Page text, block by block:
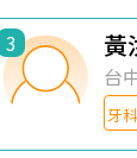
3 黃
台
牙科